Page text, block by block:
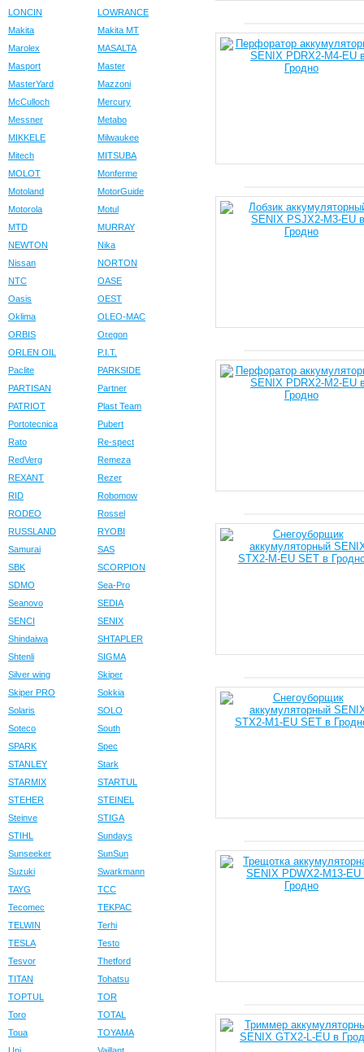
LONCIN
LOWRANCE
Makita
Makita MT
Marolex
MASALTA
Masport
Master
MasterYard
Mazzoni
McCulloch
Mercury
Messner
Metabo
MIKKELE
Milwaukee
Mitech
MITSUBA
MOLOT
Monferme
Motoland
MotorGuide
Motorola
Motul
MTD
MURRAY
NEWTON
Nika
Nissan
NORTON
NTC
OASE
Oasis
OEST
Oklima
OLEO-MAC
ORBIS
Oregon
ORLEN OIL
P.I.T.
Paclite
PARKSIDE
PARTISAN
Partner
PATRIOT
Plast Team
Portotecnica
Pubert
Rato
Re-spect
RedVerg
Remeza
REXANT
Rezer
RID
Robomow
RODEO
Rossel
RUSSLAND
RYOBI
Samurai
SAS
SBK
SCORPION
SDMO
Sea-Pro
Seanovo
SEDIA
SENCI
SENIX
Shindaiwa
SHTAPLER
Shtenli
SIGMA
Silver wing
Skiper
Skiper PRO
Sokkia
Solaris
SOLO
Soteco
South
SPARK
Spec
STANLEY
Stark
STARMIX
STARTUL
STEHER
STEINEL
Steinve
STIGA
STIHL
Sundays
Sunseeker
SunSun
Suzuki
Swarkmann
TAYG
TCC
Tecomec
TEKPAC
TELWIN
Terhi
TESLA
Testo
Tesvor
Thetford
TITAN
Tohatsu
TOPTUL
TOR
Toro
TOTAL
Toua
TOYAMA